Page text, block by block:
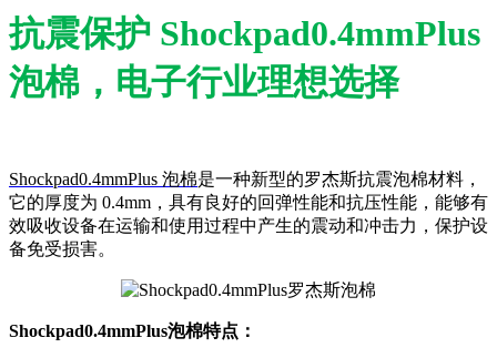
抗震保护 Shockpad0.4mmPlus
泡棉，电子行业理想选择
Shockpad0.4mmPlus 泡棉是一种新型的罗杰斯抗震泡棉材料，
它的厚度为 0.4mm，具有良好的回弹性能和抗压性能，能够有
效吸收设备在运输和使用过程中产生的震动和冲击力，保护设
备免受损害。
Shockpad0.4mmPlus泡棉特点：